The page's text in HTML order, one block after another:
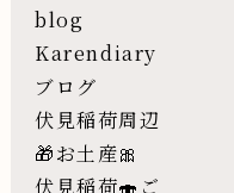
blog
Karendiary
ブログ
伏見稲荷周辺
🎁お土産🎀
伏見稲荷🍣ご